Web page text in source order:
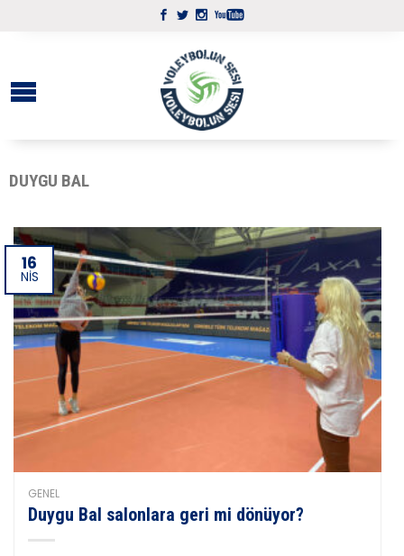
DUYGU BAL
16
NIS
GENEL
Duygu Bal salonlara geri mi dönüyor?